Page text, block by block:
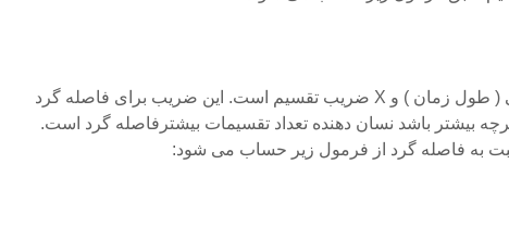
در این فرمول I فاصله زمانی ( طول زمان ) و X ضریب تقسیم است. این ضریب برای فاصله گرد
بیشتر باشد نسان دهنده تعداد تقسیمات بیشترفاصله گرد است.